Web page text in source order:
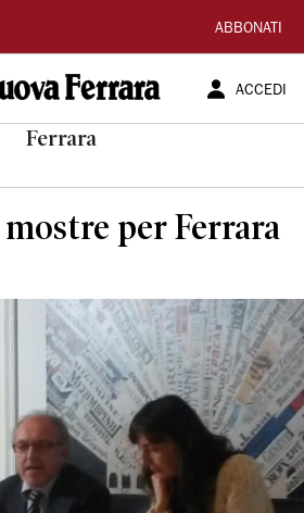
ABBONATI
ACCEDI
Ferrara
per Ferrara